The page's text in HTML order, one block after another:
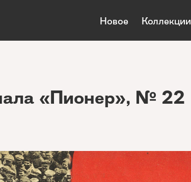
Новое Коллекции
«Пионер», № 22